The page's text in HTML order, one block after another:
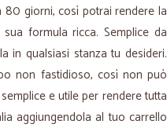
giorni, così potrai rendere la
formula ricca. Semplice da
in qualsiasi stanza tu desideri.
non fastidioso, così non può
e utile per rendere tutta
aggiungendola al tuo carrello